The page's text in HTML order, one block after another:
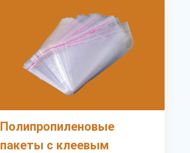
Полипропиленовые
пакеты с клеевым